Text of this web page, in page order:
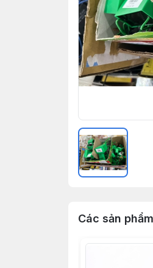
Các sản